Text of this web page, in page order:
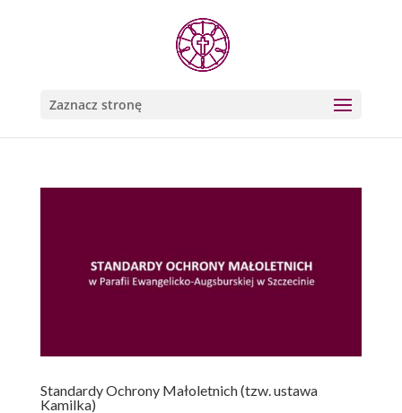
Zaznacz stronę
Standardy Ochrony Małoletnich (tzw. ustawa
Kamilka)